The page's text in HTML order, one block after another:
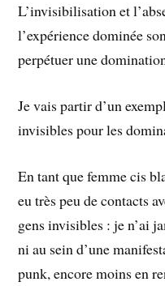
L’invisibilisation et
l’expérience dominée
perpétuer une
Je vais partir d’un
invisibles pour les
En tant que femme cis
eu très peu de contacts
gens invisibles : je n’ai
ni au sein d’une
punk, encore moins en